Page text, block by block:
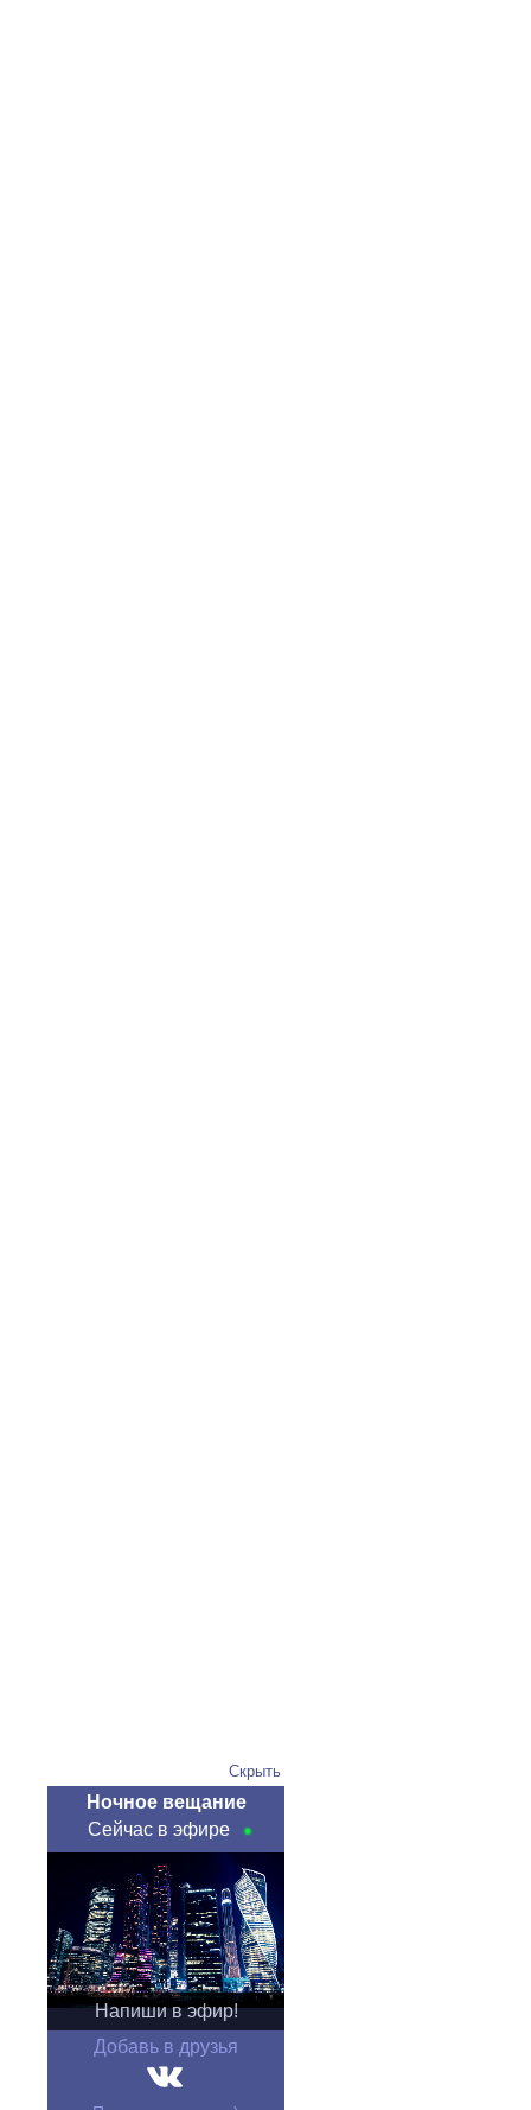
Скрыть
Ночное вещание
Сейчас в эфире
Напиши в эфир!
Добавь в друзья